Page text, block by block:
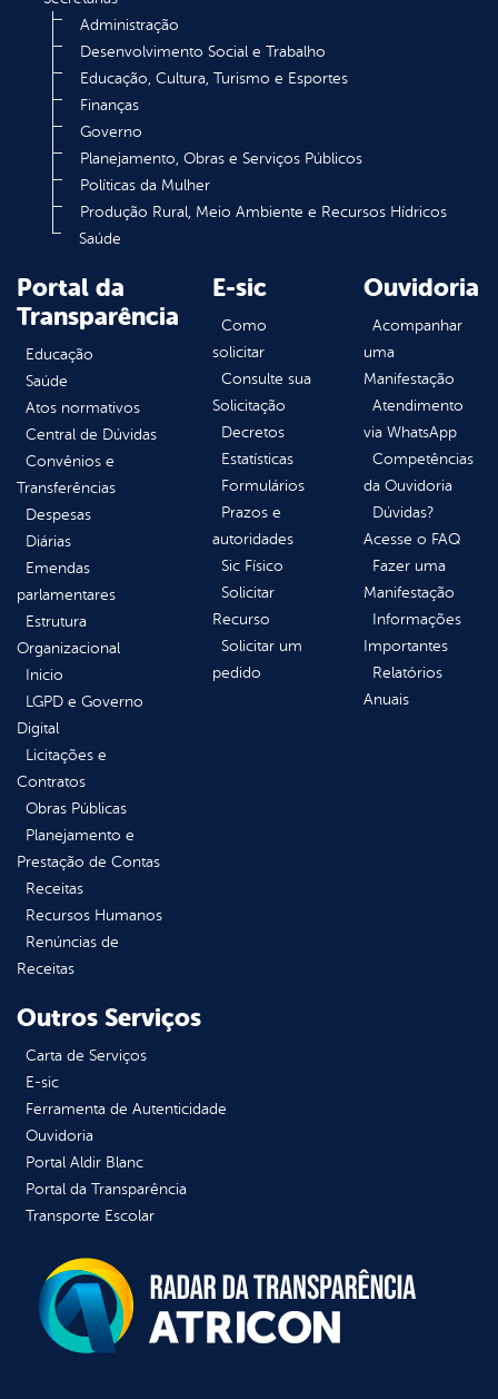
Administração
Desenvolvimento Social e Trabalho
Educação, Cultura, Turismo e Esportes
Finanças
Governo
Planejamento, Obras e Serviços Públicos
Políticas da Mulher
Produção Rural, Meio Ambiente e Recursos Hídricos
Saúde
Portal da
Transparência
Educação
Saúde
Atos normativos
Central de Dúvidas
Convênios e
Transferências
Despesas
Diárias
Emendas
parlamentares
Estrutura
Organizacional
Inicio
LGPD e Governo
Digital
Licitações e
Contratos
Obras Públicas
Planejamento e
Prestação de Contas
Receitas
Recursos Humanos
Renúncias de
Receitas
E-sic
Como
solicitar
Consulte sua
Solicitação
Decretos
Estatísticas
Formulários
Prazos e
autoridades
Sic Físico
Solicitar
Recurso
Solicitar um
pedido
Ouvidoria
Acompanhar
uma
Manifestação
Atendimento
via WhatsApp
Competências
da Ouvidoria
Dúvidas?
Acesse o FAQ
Fazer uma
Manifestação
Informações
Importantes
Relatórios
Anuais
Outros Serviços
Carta de Serviços
E-sic
Ferramenta de Autenticidade
Ouvidoria
Portal Aldir Blanc
Portal da Transparência
Transporte Escolar